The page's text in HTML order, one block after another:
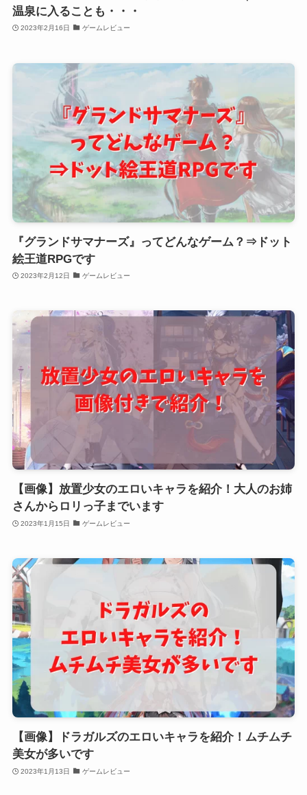
温泉に入ることも・・・
2023年2月16日 ゲームレビュー
『グランドサマナーズ』ってどんなゲーム？⇒ドット
絵王道RPGです
2023年2月12日 ゲームレビュー
【画像】放置少女のエロいキャラを紹介！大人のお姉
さんからロリっ子までいます
2023年1月15日 ゲームレビュー
【画像】ドラガルズのエロいキャラを紹介！ムチムチ
美女が多いです
2023年1月13日 ゲームレビュー